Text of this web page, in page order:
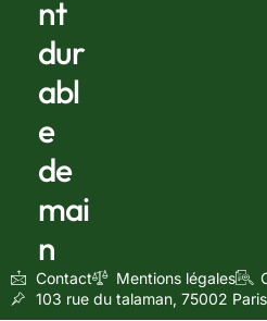
nt
dur
abl
e
de
mai
n
Contact Mentions légales
103 rue du talaman, 75002 Paris